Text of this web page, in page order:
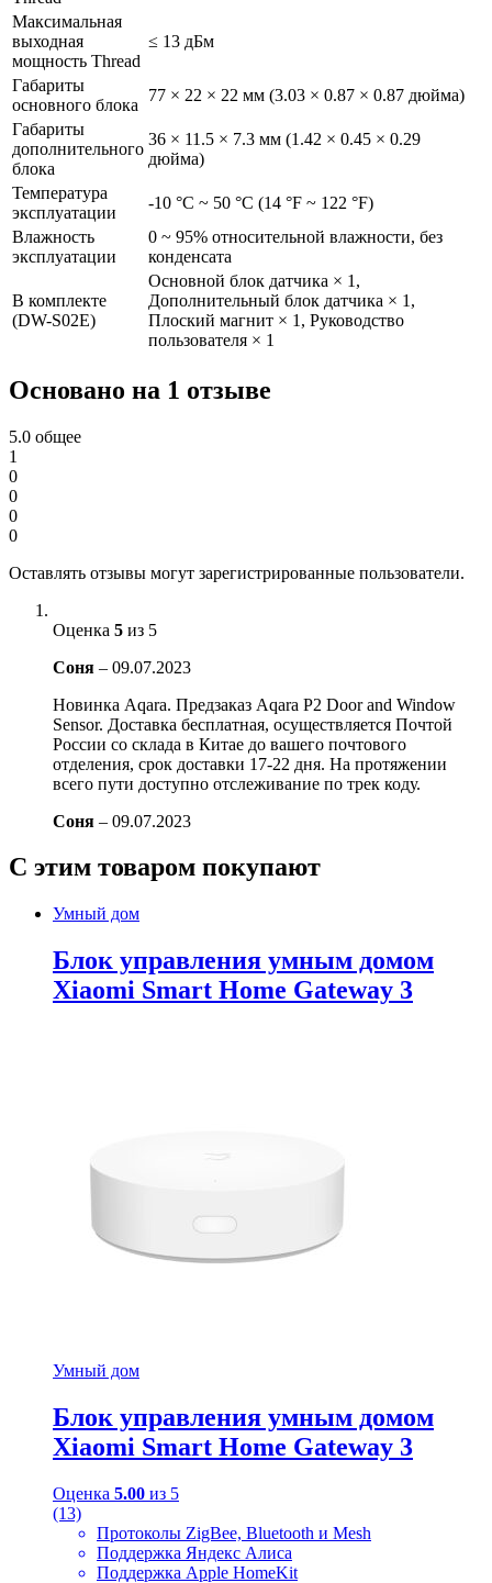
Максимальная
выходная
мощность Thread
≤ 13 дБм
Габариты
основного блока
77 × 22 × 22 мм (3.03 × 0.87 × 0.87 дюйма)
Габариты
дополнительного
блока
36 × 11.5 × 7.3 мм (1.42 × 0.45 × 0.29
дюйма)
Температура
эксплуатации
-10 °C ~ 50 °C (14 °F ~ 122 °F)
Влажность
эксплуатации
0 ~ 95% относительной влажности, без
конденсата
В комплекте
(DW-S02E)
Основной блок датчика × 1,
Дополнительный блок датчика × 1,
Плоский магнит × 1, Руководство
пользователя × 1
Основано на 1 отзыве
5.0 общее
1
0
0
0
0
Оставлять отзывы могут зарегистрированные пользователи.
Оценка 5 из 5
Соня – 09.07.2023
Новинка Aqara. Предзаказ Aqara P2 Door and Window
Sensor. Доставка бесплатная, осуществляется Почтой
России со склада в Китае до вашего почтового
отделения, срок доставки 17-22 дня. На протяжении
всего пути доступно отслеживание по трек коду.
Соня – 09.07.2023
С этим товаром покупают
Умный дом
Блок управления умным домом
Xiaomi Smart Home Gateway 3
Умный дом
Блок управления умным домом
Xiaomi Smart Home Gateway 3
Оценка 5.00 из 5
(13)
Протоколы ZigBee, Bluetooth и Mesh
Поддержка Яндекс Алиса
Поддержка Apple HomeKit